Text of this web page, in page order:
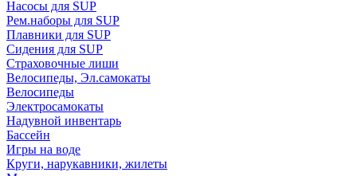
Насосы для SUP
Рем.наборы для SUP
Плавники для SUP
Сидения для SUP
Страховочные лиши
Велосипеды, Эл.самокаты
Велосипеды
Электросамокаты
Надувной инвентарь
Бассейн
Игры на воде
Круги, нарукавники, жилеты